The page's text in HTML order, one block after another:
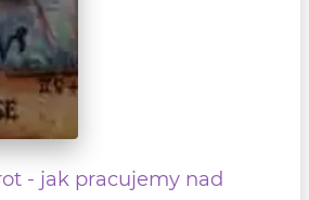
- jak pracujemy nad